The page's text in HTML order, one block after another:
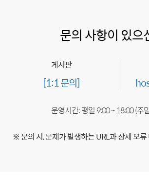
문의 사항이 있으
게시판
[1:1 문의]
운영시간: 평일 9:00 ~ 18:00 (주
※ 문의 시, 문제가 발생하는 URL과 상세 오